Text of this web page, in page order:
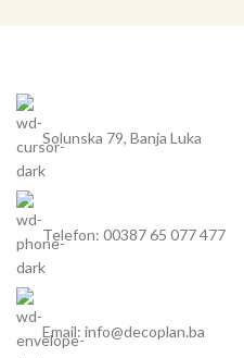
Solunska 79, Banja Luka
Telefon: 00387 65 077 477
Email: info@decoplan.ba